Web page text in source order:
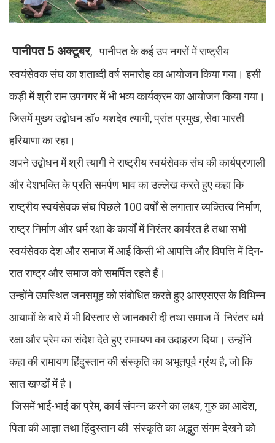
पानीपत 5 अक्टूबर, पानीपत के कई उप नगरों में राष्ट्रीय
स्वयंसेवक संघ का शताब्दी वर्ष समारोह का आयोजन किया गया। इसी
कड़ी में श्री राम उपनगर में भी भव्य कार्यक्रम का आयोजन किया गया।
जिसमें मुख्य उद्बोधन डॉ० यशदेव त्यागी, प्रांत प्रमुख, सेवा भारती
हरियाणा का रहा।
अपने उद्बोधन में श्री त्यागी ने राष्ट्रीय स्वयंसेवक संघ की कार्यप्रणाली
और देशभक्ति के प्रति समर्पण भाव का उल्लेख करते हुए कहा कि
राष्ट्रीय स्वयंसेवक संघ पिछले 100 वर्षों से लगातार व्यक्तित्व निर्माण,
राष्ट्र निर्माण और धर्म रक्षा के कार्यों में निरंतर कार्यरत है तथा सभी
स्वयंसेवक देश और समाज में आई किसी भी आपत्ति और विपत्ति में दिन-
रात राष्ट्र और समाज को समर्पित रहते हैं।
उन्होंने उपस्थित जनसमूह को संबोधित करते हुए आरएसएस के विभिन्न
आयामों के बारे में भी विस्तार से जानकारी दी तथा समाज में निरंतर धर्म
रक्षा और प्रेम का संदेश देते हुए रामायण का उदाहरण दिया। उन्होंने
कहा की रामायण हिंदुस्तान की संस्कृति का अभूतपूर्व ग्रंथ है, जो कि
सात खण्डों में है।
जिसमें भाई-भाई का प्रेम, कार्य संपन्न करने का लक्ष्य, गुरु का आदेश,
पिता की आज्ञा तथा हिंदुस्तान की संस्कृति का अद्भुत संगम देखने को